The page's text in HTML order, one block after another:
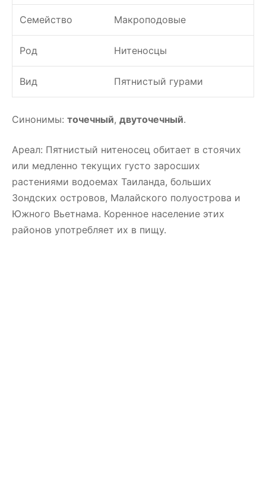
Семейство Макроподовые
Род Нитеносцы
Вид Пятнистый гурами
Синонимы: точечный, двуточечный.
Ареал: Пятнистый нитеносец обитает в стоячих
или медленно текущих густо заросших
растениями водоемах Таиланда, больших
Зондских островов, Малайского полуострова и
Южного Вьетнама. Коренное население этих
районов употребляет их в пищу.